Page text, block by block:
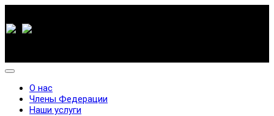
О нас
Члены Федерации
Наши услуги